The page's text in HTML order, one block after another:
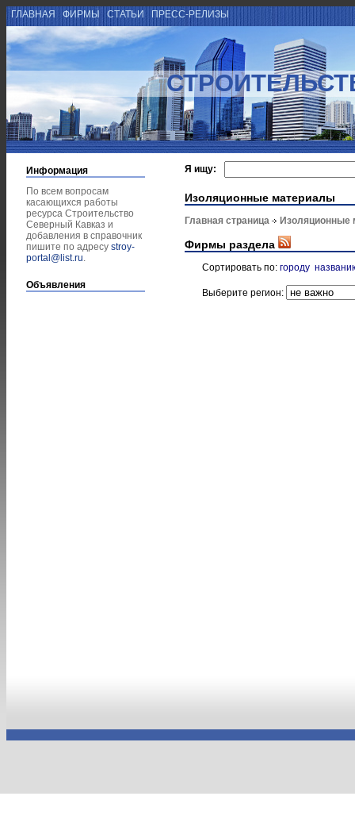
ГЛАВНАЯ ФИРМЫ СТАТЬИ ПРЕСС-РЕЛИЗЫ
Информация
По всем вопросам
касающихся работы
ресурса Строительство
Северный Кавказ и
добавления в справочник
пишите по адресу stroy-
portal@list.ru.
Объявления
Я ищу:
Изоляционные материалы
Главная страница Изоляционные
Фирмы раздела
Сортировать по: городу
Выберите регион: